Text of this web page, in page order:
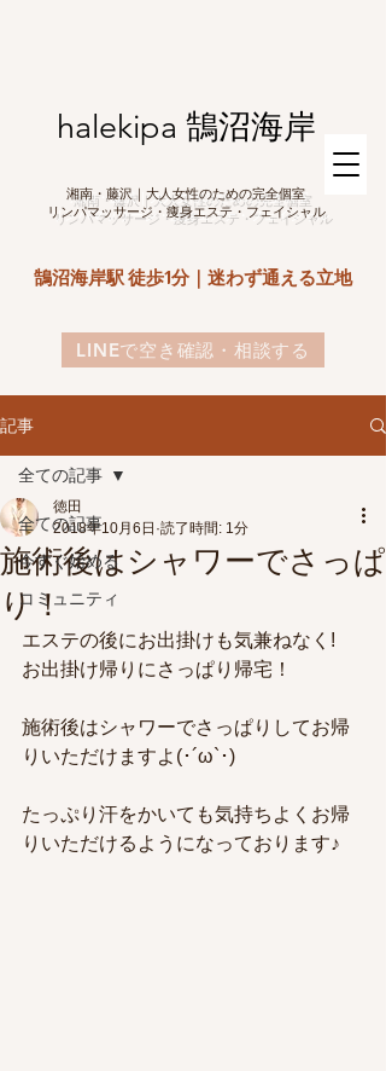
湘南・藤沢｜大人女性のための完全個室
リンパマッサージ・痩身エステ・フェイシャル
鵠沼海岸駅 徒歩1分｜迷わず通える立地
LINEで空き確認・相談する
halekipa 鵠沼海岸
記事
全ての記事
今すぐ始める
コミュニティ
全ての記事
施術後はシャワーでさっぱ
り！
徳田
2018年10月6日 読了時間: 1分
エステの後にお出掛けも気兼ねなく!
お出掛け帰りにさっぱり帰宅！
施術後はシャワーでさっぱりしてお帰
りいただけますよ(･´ω`･)
たっぷり汗をかいても気持ちよくお帰
りいただけるようになっております♪